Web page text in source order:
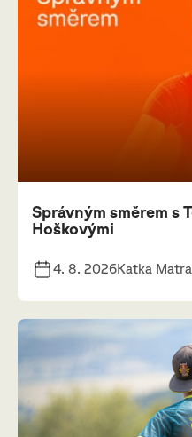
Správným směrem s
Hoškovými
4. 8. 2026Katka